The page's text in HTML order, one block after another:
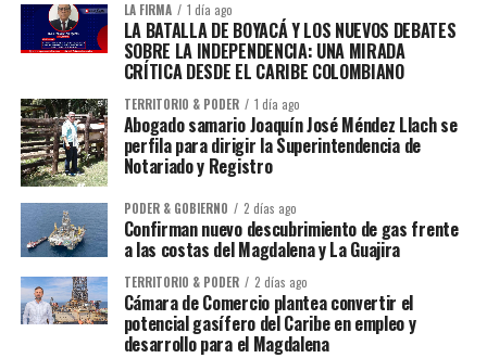
LA FIRMA 1 día ago
LA BATALLA DE BOYACÁ Y LOS NUEVOS DEBATES
SOBRE LA INDEPENDENCIA: UNA MIRADA
CRÍTICA DESDE EL CARIBE COLOMBIANO
TERRITORIO & PODER 1 día ago
Abogado samario Joaquín José Méndez Llach se
perfila para dirigir la Superintendencia de
Notariado y Registro
PODER & GOBIERNO 2 días ago
Confirman nuevo descubrimiento de gas frente
a las costas del Magdalena y La Guajira
TERRITORIO & PODER 2 días ago
Cámara de Comercio plantea convertir el
potencial gasífero del Caribe en empleo y
desarrollo para el Magdalena